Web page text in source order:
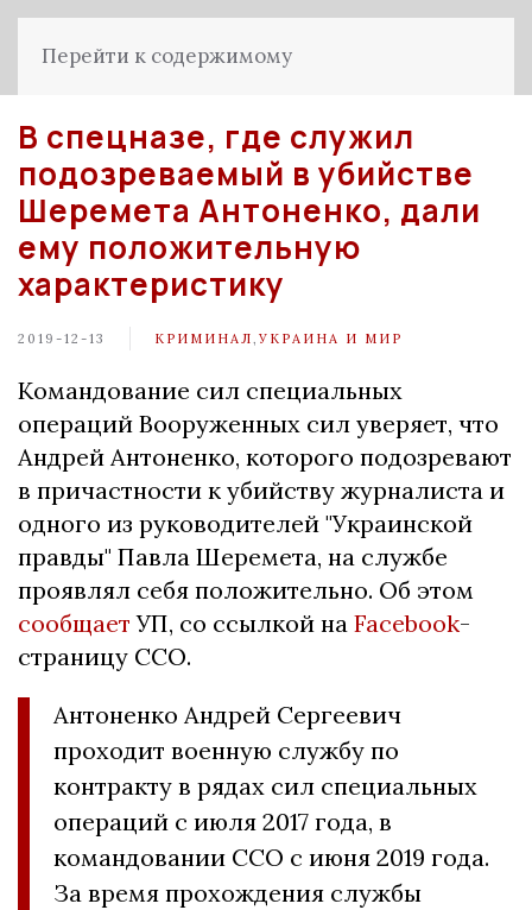
Перейти к содержимому
В спецназе, где служил
подозреваемый в убийстве
Шеремета Антоненко, дали
ему положительную
характеристику
2019-12-13 КРИМИНАЛ УКРАИНА И МИР
Командование сил специальных
операций Вооруженных сил уверяет, что
Андрей Антоненко, которого подозревают
в причастности к убийству журналиста и
одного из руководителей "Украинской
правды" Павла Шеремета, на службе
проявлял себя положительно. Об этом
сообщает УП, со ссылкой на Facebook-
страницу ССО.
Антоненко Андрей Сергеевич
проходит военную службу по
контракту в рядах сил специальных
операций с июля 2017 года, в
командовании ССО с июня 2019 года.
За время прохождения службы